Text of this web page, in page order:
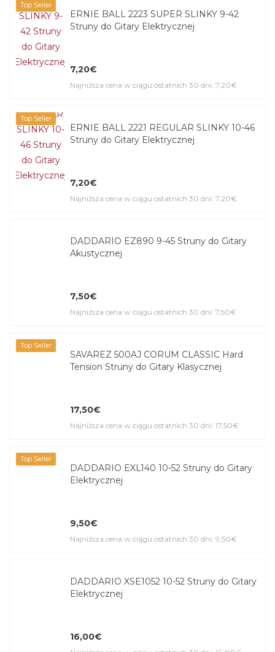
Top Seller
ERNIE BALL 2223 SUPER SLINKY 9-42
Struny do Gitary Elektrycznej
7,20€
Najniższa cena w ciągu ostatnich 30 dni: 7,20€
Top Seller
ERNIE BALL 2221 REGULAR SLINKY 10-46
Struny do Gitary Elektrycznej
7,20€
Najniższa cena w ciągu ostatnich 30 dni: 7,20€
DADDARIO EZ890 9-45 Struny do Gitary
Akustycznej
7,50€
Najniższa cena w ciągu ostatnich 30 dni: 7,50€
Top Seller
SAVAREZ 500AJ CORUM CLASSIC Hard
Tension Struny do Gitary Klasycznej
17,50€
Najniższa cena w ciągu ostatnich 30 dni: 17,50€
Top Seller
DADDARIO EXL140 10-52 Struny do Gitary
Elektrycznej
9,50€
Najniższa cena w ciągu ostatnich 30 dni: 9,50€
DADDARIO XSE1052 10-52 Struny do Gitary
Elektrycznej
16,00€